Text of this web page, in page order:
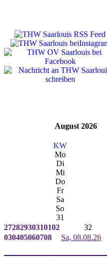
August 2026
KW
Mo
Di
Mi
Do
Fr
Sa
So
31
27282930310102
32
030405060708 Sa, 08.08.26